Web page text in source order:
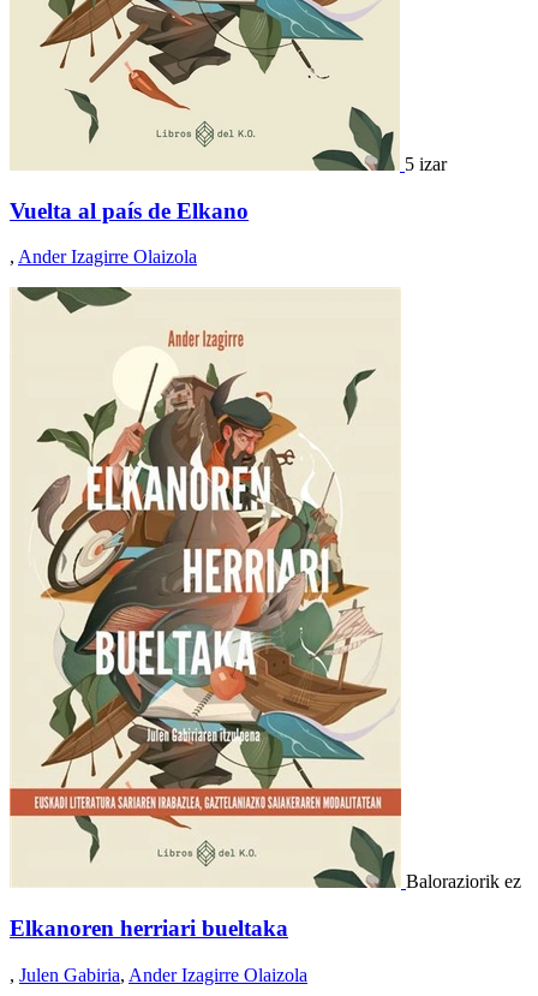
5 izar
Vuelta al país de Elkano
, Ander Izagirre Olaizola
Baloraziorik ez
Elkanoren herriari bueltaka
, Julen Gabiria, Ander Izagirre Olaizola